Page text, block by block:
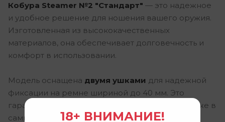
Кобура Steamer №2 "Стандарт" — это надежное
и удобное решение для ношения вашего оружия.
Изготовленная из высококачественных
материалов, она обеспечивает долговечность и
комфорт в использовании.
Модель оснащена двумя ушками для надежной
фиксации на ремне шириной до 40 мм. Это
гарантирует, что кобура останется на месте даже в
самых динамичных ситуациях.
18+ ВНИМАНИЕ!